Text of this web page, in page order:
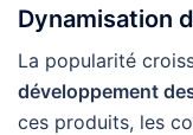
Dynamisation
La popularité
développement
ces produits, les